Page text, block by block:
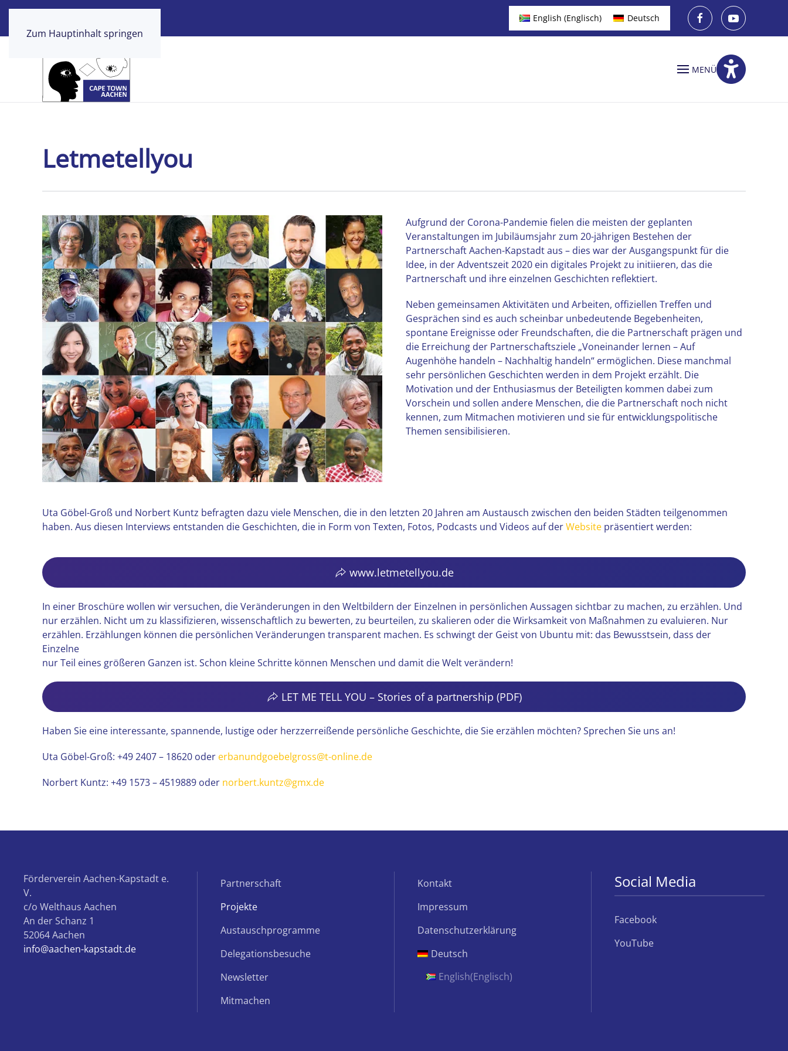
Zum Hauptinhalt springen
English (Englisch) Deutsch
MENÜ
Letmetellyou
Aufgrund der Corona-Pandemie fielen die meisten der geplanten
Veranstaltungen im Jubiläumsjahr zum 20-jährigen Bestehen der
Partnerschaft Aachen-Kapstadt aus – dies war der Ausgangspunkt für die
Idee, in der Adventszeit 2020 ein digitales Projekt zu initiieren, das die
Partnerschaft und ihre einzelnen Geschichten reflektiert.
Neben gemeinsamen Aktivitäten und Arbeiten, offiziellen Treffen und
Gesprächen sind es auch scheinbar unbedeutende Begebenheiten,
spontane Ereignisse oder Freundschaften, die die Partnerschaft prägen und
die Erreichung der Partnerschaftsziele „Voneinander lernen – Auf
Augenhöhe handeln – Nachhaltig handeln“ ermöglichen. Diese manchmal
sehr persönlichen Geschichten werden in dem Projekt erzählt. Die
Motivation und der Enthusiasmus der Beteiligten kommen dabei zum
Vorschein und sollen andere Menschen, die die Partnerschaft noch nicht
kennen, zum Mitmachen motivieren und sie für entwicklungspolitische
Themen sensibilisieren.
Uta Göbel-Groß und Norbert Kuntz befragten dazu viele Menschen, die in den letzten 20 Jahren am Austausch zwischen den beiden Städten teilgenommen
haben. Aus diesen Interviews entstanden die Geschichten, die in Form von Texten, Fotos, Podcasts und Videos auf derWebsite präsentiert werden:
www.letmetellyou.de
In einer Broschüre wollen wir versuchen, die Veränderungen in den Weltbildern der Einzelnen in persönlichen Aussagen sichtbar zu machen, zu erzählen. Und
nur erzählen. Nicht um zu klassifizieren, wissenschaftlich zu bewerten, zu beurteilen, zu skalieren oder die Wirksamkeit von Maßnahmen zu evaluieren. Nur
erzählen. Erzählungen können die persönlichen Veränderungen transparent machen. Es schwingt der Geist von Ubuntu mit: das Bewusstsein, dass der
Einzelne
nur Teil eines größeren Ganzen ist. Schon kleine Schritte können Menschen und damit die Welt verändern!
LET ME TELL YOU – Stories of a partnership (PDF)
Haben Sie eine interessante, spannende, lustige oder herzzerreißende persönliche Geschichte, die Sie erzählen möchten? Sprechen Sie uns an!
Uta Göbel-Groß: +49 2407 – 18620 oder erbanundgoebelgross@t-online.de
Norbert Kuntz: +49 1573 – 4519889 oder norbert.kuntz@gmx.de
Förderverein Aachen-Kapstadt e.
V.
c/o Welthaus Aachen
An der Schanz 1
52064 Aachen
info@aachen-kapstadt.de
Partnerschaft
Projekte
Austauschprogramme
Delegationsbesuche
Newsletter
Mitmachen
Kontakt
Impressum
Datenschutzerklärung
Deutsch
English(Englisch)
Social Media
Facebook
YouTube